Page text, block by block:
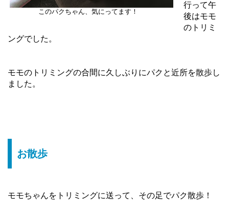
このパクちゃん、気にってます！
行って午
後はモモ
のトリミ
ングでした。
モモのトリミングの合間に久しぶりにパクと近所を散歩し
ました。
お散歩
モモちゃんをトリミングに送って、その足でパク散歩！